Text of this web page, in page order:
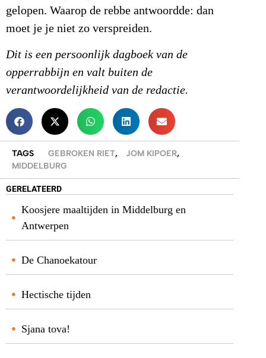
gelopen. Waarop de rebbe antwoordde: dan
moet je je niet zo verspreiden.
Dit is een persoonlijk dagboek van de
opperrabbijn en valt buiten de
verantwoordelijkheid van de redactie.
TAGS GEBROKEN RIET, JOM KIPOER,
MIDDELBURG
GERELATEERD
Koosjere maaltijden in Middelburg en
Antwerpen
De Chanoekatour
Hectische tijden
Sjana tova!